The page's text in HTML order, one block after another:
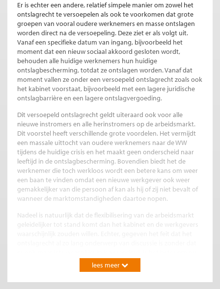
Er is echter een andere, relatief simpele manier om zowel het
ontslagrecht te versoepelen als ook te voorkomen dat grote
groepen van vooral oudere werknemers en masse ontslagen
worden direct na de versoepeling. Deze ziet er als volgt uit.
Vanaf een specifieke datum van ingang, bijvoorbeeld het
moment dat een nieuw sociaal akkoord gesloten wordt,
behouden alle huidige werknemers hun huidige
ontslagbescherming, totdat ze ontslagen worden. Vanaf dat
moment vallen ze onder een versoepeld ontslagrecht zoals ook
het kabinet voorstaat, bijvoorbeeld met een lagere juridische
ontslagbarrière en een lagere ontslagvergoeding.
Dit versoepeld ontslagrecht geldt uiteraard ook voor alle
nieuwe instromers en alle herinstromers op de arbeidsmarkt.
Dit voorstel heeft verschillende grote voordelen. Het vermijdt
een massale uittocht van oudere werknemers naar de WW
tijdens de huidige crisis en het maakt geen onderscheid naar
leeftijd in de ontslagbescherming. Bovendien biedt het de
werknemer die toch werkloos wordt een betere kans om weer
een baan te vinden omdat een nieuwe werkgever ook weer
gemakkelijker van die persoon af kan als hij of zij niet bevalt of
wanneer de marktomstandigheden daartoe nopen.
Nadeel is natuurlijk dat de flexibilisering van de arbeidsmarkt
geleidelijker tot stand komt dan het kabinet en de werkgevers
een stap te zetten waarin het ontslagrecht voor het
Nederlandse werknemersbestand gemiddeld steeds soepeler
wordt, dan om te verzanden in een patstelling waarin niets
lees meer